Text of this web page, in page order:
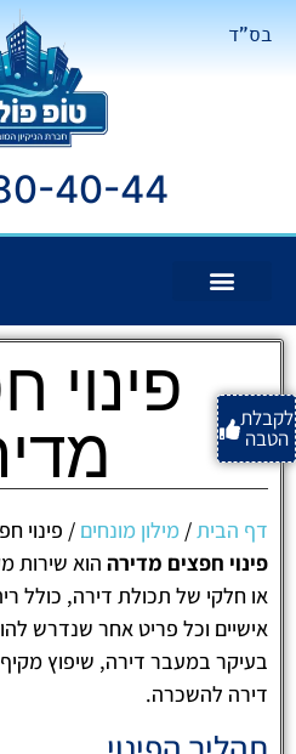
בס"ד
40-44
לקבלת
הטבה
פינוי
דף הבית/ מילון מונחים / פינוי
פינוי חפצים מדירה הוא שירות
או חלקי של תכולת דירה, כולל
אישיים וכל פריט אחר שנדרש
בעיקר במעבר דירה, שיפוץ
דירה להשכרה.